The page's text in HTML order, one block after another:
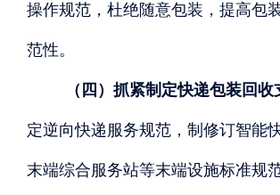
操作规范，杜绝随意包装，提高包
范性。
（四）抓紧制定快递包装回收
定逆向快递服务规范，制修订智能
末端综合服务站等末端设施标准规